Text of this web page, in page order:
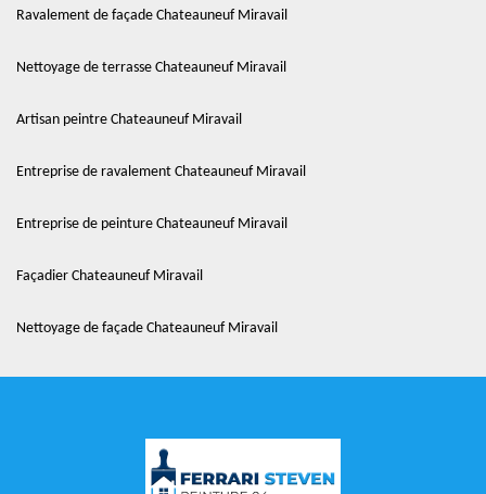
Ravalement de façade Chateauneuf Miravail
Nettoyage de terrasse Chateauneuf Miravail
Artisan peintre Chateauneuf Miravail
Entreprise de ravalement Chateauneuf Miravail
Entreprise de peinture Chateauneuf Miravail
Façadier Chateauneuf Miravail
Nettoyage de façade Chateauneuf Miravail